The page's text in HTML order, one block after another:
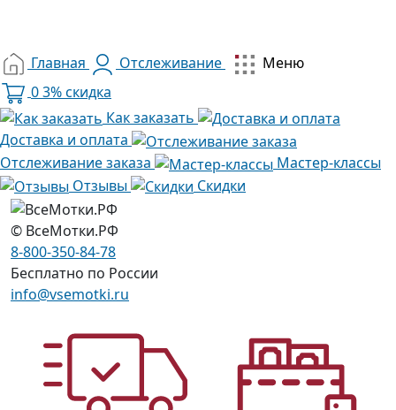
Главная Отслеживание
Меню
03% скидка
Как заказать
Доставка и оплата
Отслеживание заказа
Мастер-классы
Отзывы
Скидки
© ВсеМотки.РФ
8-800-350-84-78
Бесплатно по России
info@vsemotki.ru